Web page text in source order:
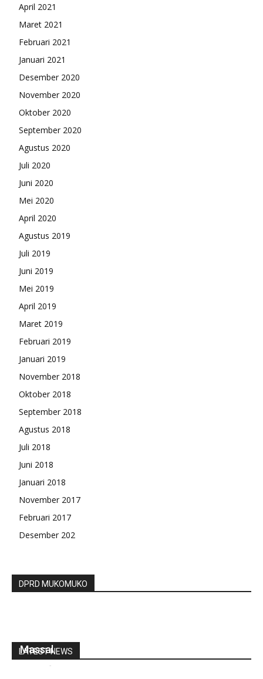
April 2021
Maret 2021
Februari 2021
Januari 2021
Desember 2020
November 2020
Oktober 2020
September 2020
Agustus 2020
Juli 2020
Juni 2020
Mei 2020
April 2020
Agustus 2019
Juli 2019
Juni 2019
Mei 2019
April 2019
Maret 2019
Februari 2019
Januari 2019
November 2018
Oktober 2018
September 2018
Agustus 2018
Juli 2018
Juni 2018
Januari 2018
November 2017
Februari 2017
Desember 202
DPRD MUKOMUKO
LATEST NEWS
Massal
-